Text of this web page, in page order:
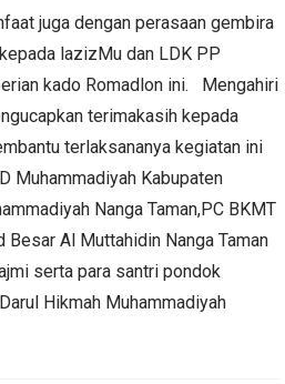
juga dengan perasaan gembira
lazizMu dan LDK PP
kado Romadlon ini. Mengahiri
terimakasih kepada
terlaksananya kegiatan ini
Muhammadiyah Kabupaten
Nanga Taman,PC BKMT
Besar Al Muttahidin Nanga Taman
serta para santri pondok
Hikmah Muhammadiyah